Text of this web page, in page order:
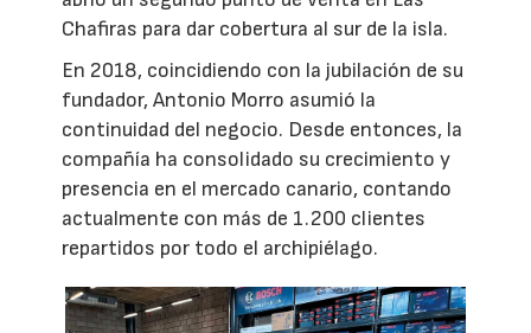
Chafiras para dar cobertura al sur de la isla.
En 2018, coincidiendo con la jubilación de su
fundador, Antonio Morro asumió la
continuidad del negocio. Desde entonces, la
compañía ha consolidado su crecimiento y
presencia en el mercado canario, contando
actualmente con más de 1.200 clientes
repartidos por todo el archipiélago.